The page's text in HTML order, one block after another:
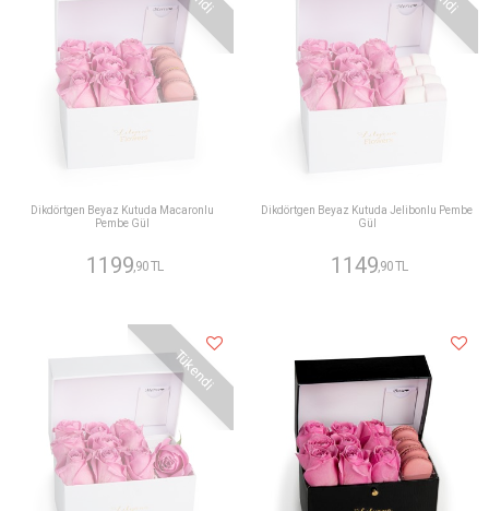
Dikdörtgen Beyaz Kutuda Macaronlu
Pembe Gül
1199 ,90 TL
Dikdörtgen Beyaz Kutuda Jelibonlu Pembe
Gül
1149 ,90 TL
Tükendi